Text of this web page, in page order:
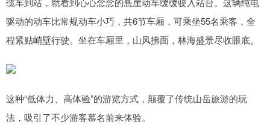
驱动的动车比常规动车小巧，共6节车厢，可乘坐55名乘客，全
程紧贴峭壁行驶。坐在车厢里，山风拂面，林海盛景尽收眼底。
这种“低体力、高体验”的游览方式，颠覆了传统山岳旅游的玩
法，吸引了不少游客慕名前来体验。